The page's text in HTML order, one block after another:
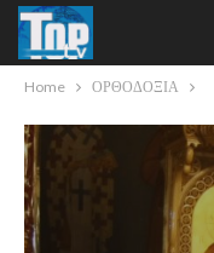
Home ΟΡΘΟΔΟΞΙΑ